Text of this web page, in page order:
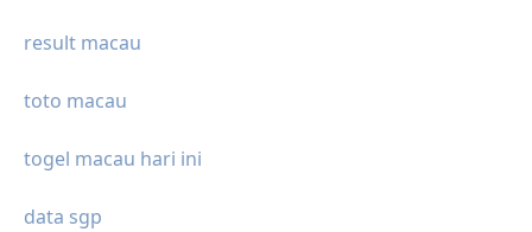
result macau
toto macau
togel macau hari ini
data sgp